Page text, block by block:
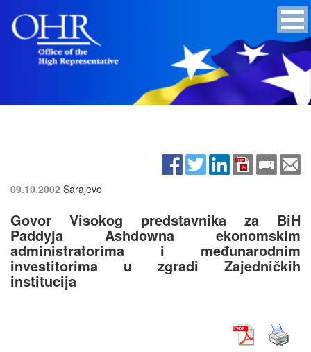
09.10.2002 Sarajevo
Govor Visokog predstavnika za BiH
Paddyja Ashdowna ekonomskim
administratorima i međunarodnim
investitorima u zgradi Zajedničkih
institucija